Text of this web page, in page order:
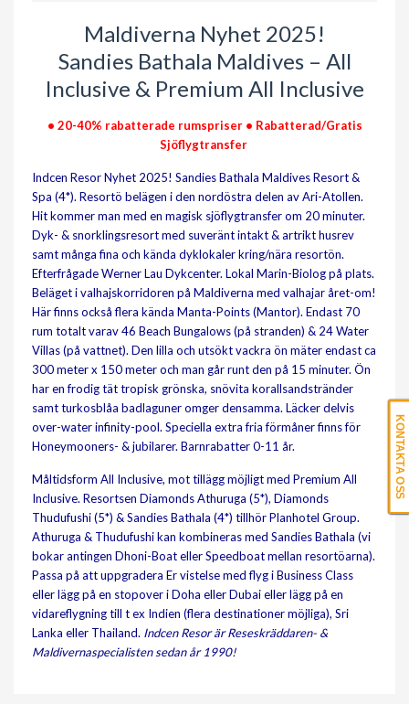
Maldiverna Nyhet 2025!
Sandies Bathala Maldives – All
Inclusive & Premium All Inclusive
• 20-40% rabatterade rumspriser • Rabatterad/Gratis
Sjöflygtransfer
Indcen Resor Nyhet 2025! Sandies Bathala Maldives Resort &
Spa (4*). Resortö belägen i den nordöstra delen av Ari-Atollen.
Hit kommer man med en magisk sjöflygtransfer om 20 minuter.
Dyk- & snorklingsresort med suveränt intakt & artrikt husrev
samt många fina och kända dyklokaler kring/nära resortön.
Efterfrågade Werner Lau Dykcenter. Lokal Marin-Biolog på plats.
Beläget i valhajskorridoren på Maldiverna med valhajar året-om!
Här finns också flera kända Manta-Points (Mantor). Endast 70
rum totalt varav 46 Beach Bungalows (på stranden) & 24 Water
Villas (på vattnet). Den lilla och utsökt vackra ön mäter endast ca
300 meter x 150 meter och man går runt den på 15 minuter. Ön
har en frodig tät tropisk grönska, snövita korallsandstränder
samt turkosblåa badlaguner omger densamma. Läcker delvis
over-water infinity-pool. Speciella extra fria förmåner finns för
Honeymooners- & jubilarer. Barnrabatter 0-11 år.
Måltidsform All Inclusive, mot tillägg möjligt med Premium All
Inclusive. Resortsen Diamonds Athuruga (5*), Diamonds
Thudufushi (5*) & Sandies Bathala (4*) tillhör Planhotel Group.
Athuruga & Thudufushi kan kombineras med Sandies Bathala (vi
bokar antingen Dhoni-Boat eller Speedboat mellan resortöarna).
Passa på att uppgradera Er vistelse med flyg i Business Class
eller lägg på en stopover i Doha eller Dubai eller lägg på en
vidareflygning till t ex Indien (flera destinationer möjliga), Sri
Lanka eller Thailand. Indcen Resor är Reseskräddaren- &
Maldivernaspecialisten sedan år 1990!
KONTAKTA OSS